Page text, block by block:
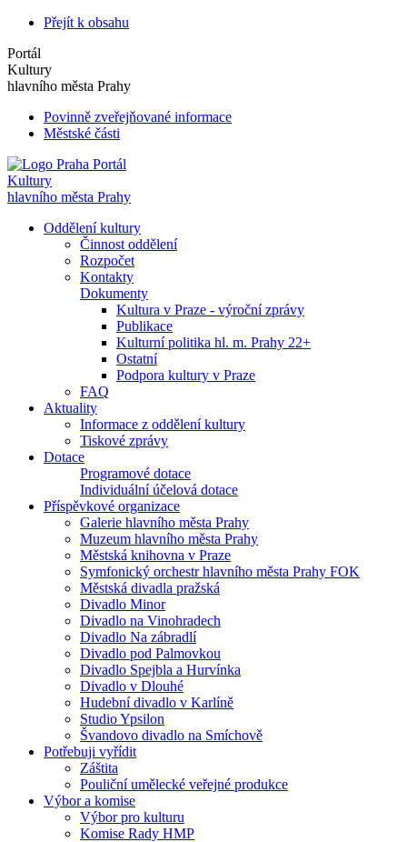
Přejít k obsahu
Portál
Kultury
hlavního města Prahy
Povinně zveřejňované informace
Městské části
Portál
Kultury
hlavního města Prahy
Oddělení kultury
Činnost oddělení
Rozpočet
Kontakty
Dokumenty
Kultura v Praze - výroční zprávy
Publikace
Kulturní politika hl. m. Prahy 22+
Ostatní
Podpora kultury v Praze
FAQ
Aktuality
Informace z oddělení kultury
Tiskové zprávy
Dotace
Programové dotace
Individuální účelová dotace
Příspěvkové organizace
Galerie hlavního města Prahy
Muzeum hlavního města Prahy
Městská knihovna v Praze
Symfonický orchestr hlavního města Prahy FOK
Městská divadla pražská
Divadlo Minor
Divadlo na Vinohradech
Divadlo Na zábradlí
Divadlo pod Palmovkou
Divadlo Spejbla a Hurvínka
Divadlo v Dlouhé
Hudební divadlo v Karlíně
Studio Ypsilon
Švandovo divadlo na Smíchově
Potřebuji vyřídit
Záštita
Pouliční umělecké veřejné produkce
Výbor a komise
Výbor pro kulturu
Komise Rady HMP